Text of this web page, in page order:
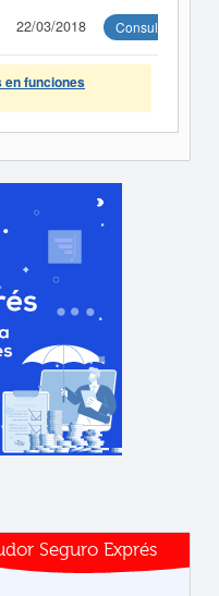
22/03/2018 Consultar
funciones
Seguro Exprés